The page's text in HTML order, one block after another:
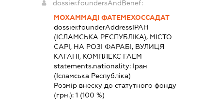
dossier.foundersAndBenef:
МОХАММАДІ ФАТЕМЕХОССАДАТ
dossier.founderAddressІРАН
(ІСЛАМСЬКА РЕСПУБЛІКА), МІСТО
САРІ, НА РОЗІ ФАРАБІ, ВУЛИЦЯ
КАГАНІ, КОМПЛЕКС ГАЕМ
statements.nationality: Іран
(Ісламська Республіка)
Розмір внеску до статутного фонду
(грн.): 1 (100 %)